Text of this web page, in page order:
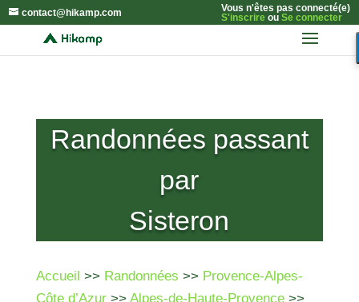
contact@hikamp.com
Vous n'êtes pas connecté(e)
S'inscrireou Se connecter
Randonnées passant
par
Sisteron
Accueil >> Randonnées >> Provence-Alpes-
Côte d’Azur>> Alpes-de-Haute-Provence>>